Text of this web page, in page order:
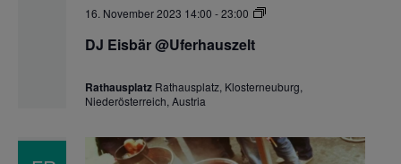
DJ Eisbär @Uferhauszelt
16. November 2023 14:00 -23:00
DJ
Rathausplatz Rathausplatz, Klosterneuburg,
Niederösterreich, Austria